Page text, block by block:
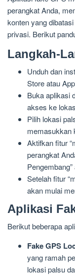
perangkat Anda,
konten yang
privasi. Berikut
Langkah-
Unduh dan
Store atau
Buka aplikasi
akses ke
Pilih lokasi
memasukkan
Aktifkan fitur
perangkat
Pengembang”
Setelah fitur
akan mulai
Aplikasi
Berikut beberapa
Fake GPS
yang ramah
lokasi palsu